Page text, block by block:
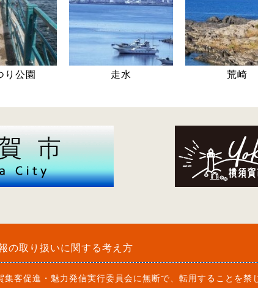
り公園 走水 荒崎
の取り扱いに関する考え方
集客促進・魅力発信実行委員会に無断で、転用することを禁